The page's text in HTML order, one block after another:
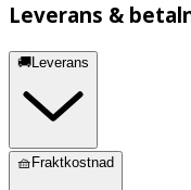
Leverans &
🚚Leverans
🧺Fraktkostnad